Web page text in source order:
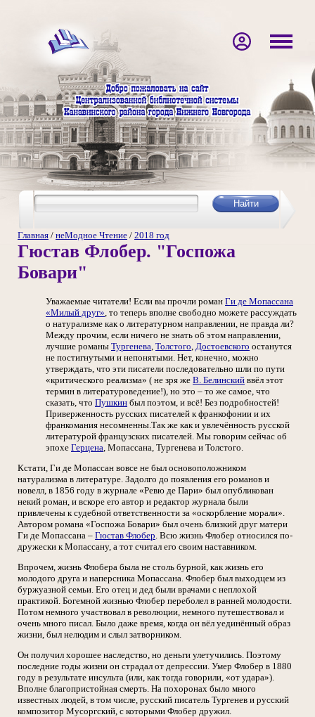
Главная / неМодное Чтение / 2018 год
Гюстав Флобер. "Госпожа
Бовари"
Уважаемые читатели! Если вы прочли роман Ги де Мопассана
«Милый друг», то теперь вполне свободно можете рассуждать
о натурализме как о литературном направлении, не правда ли?
Между прочим, если ничего не знать об этом направлении,
лучшие романы Тургенева, Толстого, Достоевского останутся
не постигнутыми и непонятыми. Нет, конечно, можно
утверждать, что эти писатели последовательно шли по пути
«критического реализма» ( не зря же В. Белинский ввёл этот
термин в литературоведение!), но это – то же самое, что
сказать, что Пушкин был поэтом, и всё! Без подробностей!
Приверженность русских писателей к франкофонии и их
франкомания несомненны.Так же как и увлечённость русской
литературой французских писателей. Мы говорим сейчас об
эпохе Герцена, Мопассана, Тургенева и Толстого.
Кстати, Ги де Мопассан вовсе не был основоположником
натурализма в литературе. Задолго до появления его романов и
новелл, в 1856 году в журнале «Ревю де Пари» был опубликован
некий роман, и вскоре его автор и редактор журнала были
привлечены к судебной ответственности за «оскорбление морали».
Автором романа «Госпожа Бовари» был очень близкий друг матери
Ги де Мопассана – Гюстав Флобер. Всю жизнь Флобер относился по-
дружески к Мопассану, а тот считал его своим наставником.
Впрочем, жизнь Флобера была не столь бурной, как жизнь его
молодого друга и наперсника Мопассана. Флобер был выходцем из
буржуазной семьи. Его отец и дед были врачами с неплохой
практикой. Богемной жизнью Флобер переболел в ранней молодости.
Потом немного участвовал в революции, немного путешествовал и
очень много писал. Было даже время, когда он вёл уединённый образ
жизни, был нелюдим и слыл затворником.
Он получил хорошее наследство, но деньги улетучились. Поэтому
последние годы жизни он страдал от депрессии. Умер Флобер в 1880
году в результате инсульта (или, как тогда говорили, «от удара»).
Вполне благопристойная смерть. На похоронах было много
известных людей, в том числе, русский писатель Тургенев и русский
композитор Мусоргский, с которыми Флобер дружил.